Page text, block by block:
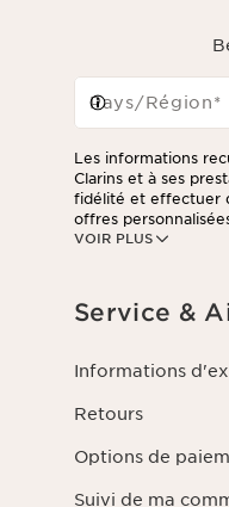
Pays/Région*
VOIR PLUS
Les informations
Clarins et à ses
fidélité et effectuer
offres
consulter notre
Service &
Informations
Retours
Options de
Suivi de ma